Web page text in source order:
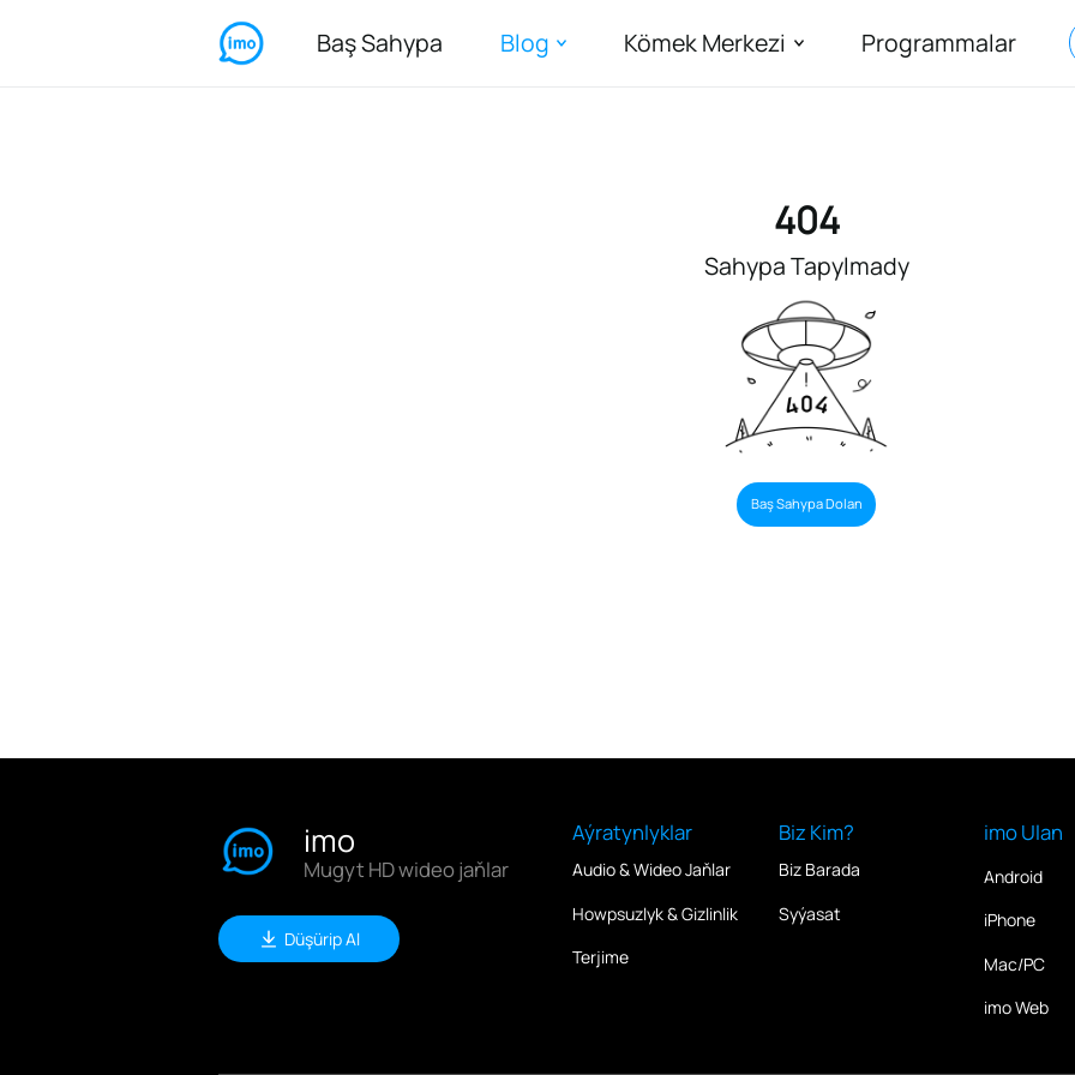
Baş Sahypa Blog Kömek Merkezi Programmalar
404
Sahypa Tapylmady
Baş Sahypa Dolan
imo
Mugyt HD wideo jaňlar
Düşürip Al
Aýratynlyklar
Audio & Wideo Jaňlar
Howpsuzlyk & Gizlinlik
Terjime
Biz Kim?
Biz Barada
Syýasat
imo Ulan
Android
iPhone
Mac/PC
imo Web